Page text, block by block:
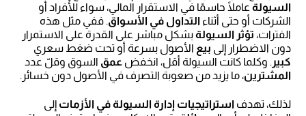
السيولة عاملًا حاسمًا في الاستقرار المالي، سواء للأفراد أو
الشركات أو حتى أثناء التداول في الأسواق. ففي مثل هذه
الفترات، تؤثر السيولةبشكل مباشر على القدرة على الاستمرار
دون الاضطرار إلى بيع الأصول بسرعة أو تحت ضغط سعري
كبير . وكلما كانت السيولة أقل، انخفض عمق السوق وقلّ عدد
المشترين، ما يزيد من صعوبة التصرف في الأصول دون خسائر.
لذلك، تهدف استراتيجيات إدارة السيولة في الأزمات إلى